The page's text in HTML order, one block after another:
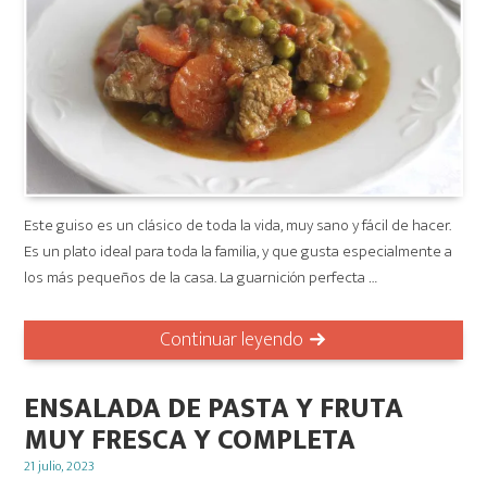
Este guiso es un clásico de toda la vida, muy sano y fácil de hacer.
Es un plato ideal para toda la familia, y que gusta especialmente a
los más pequeños de la casa. La guarnición perfecta …
Continuar leyendo
ENSALADA DE PASTA Y FRUTA
MUY FRESCA Y COMPLETA
Posted
21 julio, 2023